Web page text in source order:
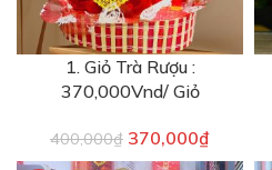
1. Giỏ Trà Rượu :
370,000Vnd/ Giỏ
400,000₫ 370,000₫